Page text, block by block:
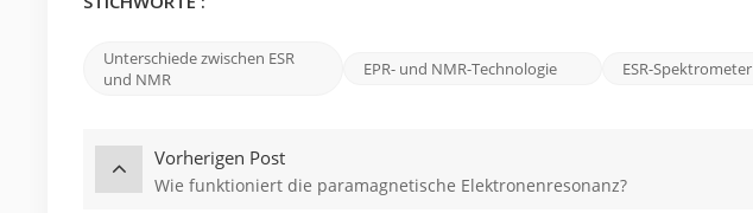
STICHWORTE :
Unterschiede zwischen ESR
und NMR
EPR- und NMR-Technologie ESR-Spektrometer
Vorherigen Post
Wie funktioniert die paramagnetische Elektronenresonanz?